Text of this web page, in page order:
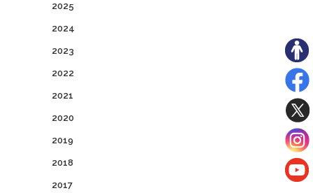
2025
2024
2023
2022
2021
2020
2019
2018
2017